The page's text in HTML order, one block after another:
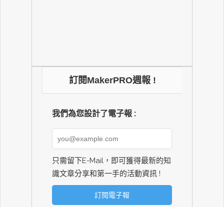
訂閱MakerPRO週報 !
我們為您設計了電子報 :
只需留下E-Mail，即可獲得最新的知
識文章分享和第一手的活動資訊 !